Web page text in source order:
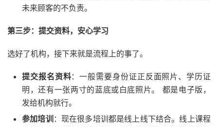
未来顾客的不负责。
第三步：提交资料，安心学习
选好了机构，接下来就是流程上的事了。
提交报名资料：一般需要身份证正反面照片、学历证
明，还有一张两寸的蓝底或白底照片。 都是电子版，
发给机构就行。
参加培训 ：现在很多培训都是线上线下结合。线上课程